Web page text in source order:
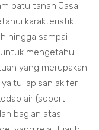
batu tanah Jasa
karakteristik
hingga sampai
mengetahui
yang merupakan
lapisan akifer
air (seperti
bagian atas.